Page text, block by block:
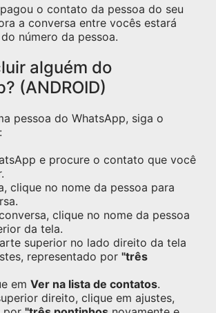
o contato da pessoa do seu
a conversa entre vocês estará
número da pessoa.
alguém do
(ANDROID)
pessoa do WhatsApp, siga o
e procure o contato que você
clique no nome da pessoa para
clique no nome da pessoa
da tela.
superior no lado direito da tela
representado por "três
em Ver na lista de contatos.
direito, clique em ajustes,